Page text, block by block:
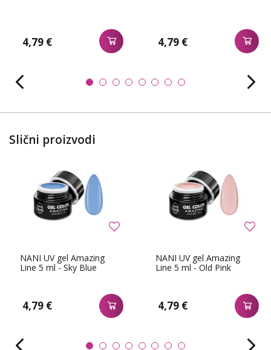
4,79 € 4,79 €
Slični proizvodi
NANI UV gel Amazing
Line 5 ml - Sky Blue
4,79 €
NANI UV gel Amazing
Line 5 ml - Old Pink
4,79 €